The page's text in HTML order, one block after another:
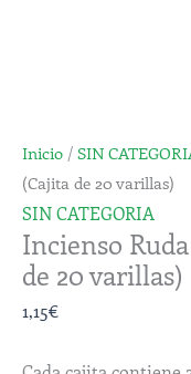
Inicio / SIN
(Cajita de 20 varillas)
SIN CATEGORIA
Incienso
de 20 varillas)
1,15€